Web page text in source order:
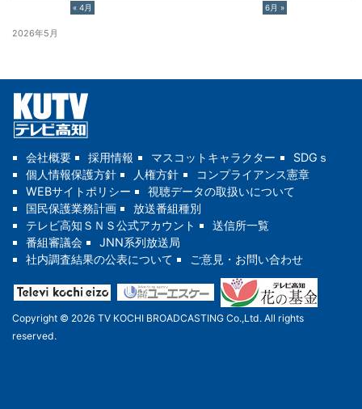
2026年5月
« 4月 6月 »
会社概要 採用情報 マスコットキャラクター
SDGｓ
個人情報保護方針
人権方針
コンプライアンス憲章
WEBサイトポリシー
視聴データの取扱いについて
国民保護業務計画
放送番組種別
テレビ高知ＳＮＳ公式アカウント
送信所一覧
番組審議会
JNN系列放送局
社内調査結果の公表について
ご意見・お問い合わせ
Copyright © 2026 TV KOCHI BROADCASTING Co.,Ltd. All rights
reserved.